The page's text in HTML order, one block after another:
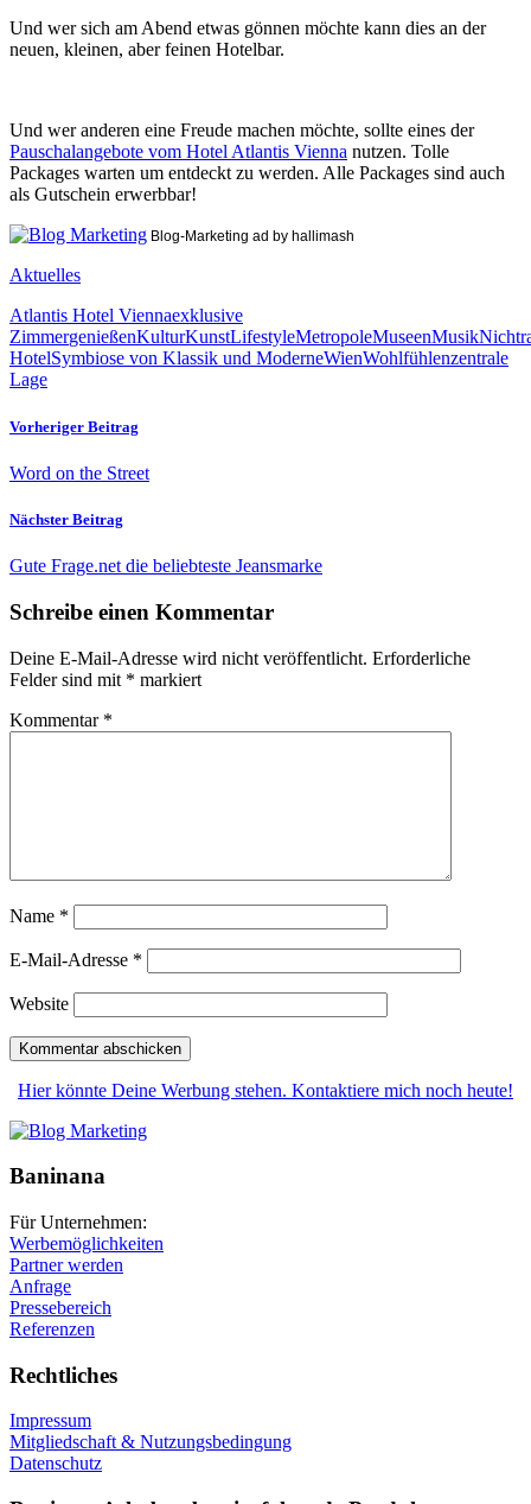
Und wer sich am Abend etwas gönnen möchte kann dies an der
neuen, kleinen, aber feinen Hotelbar.
Und wer anderen eine Freude machen möchte, sollte eines der
Pauschalangebote vom Hotel Atlantis Vienna nutzen. Tolle
Packages warten um entdeckt zu werden. Alle Packages sind auch
als Gutschein erwerbbar!
Blog-Marketing ad by hallimash
Aktuelles
Atlantis Hotel Viennaexklusive
ZimmergenießenKulturKunstLifestyleMetropoleMuseenMusik
HotelSymbiose von Klassik und ModerneWienWohlfühlenzentrale
Lage
Vorheriger Beitrag
Word on the Street
Nächster Beitrag
Gute Frage.net die beliebteste Jeansmarke
Schreibe einen Kommentar
Deine E-Mail-Adresse wird nicht veröffentlicht. Erforderliche
Felder sind mit * markiert
Kommentar *
Name *
E-Mail-Adresse *
Website
Hier könnte Deine Werbung stehen. Kontaktiere mich noch heute!
Baninana
Für Unternehmen:
Werbemöglichkeiten
Partner werden
Anfrage
Pressebereich
Referenzen
Rechtliches
Impressum
Mitgliedschaft & Nutzungsbedingung
Datenschutz